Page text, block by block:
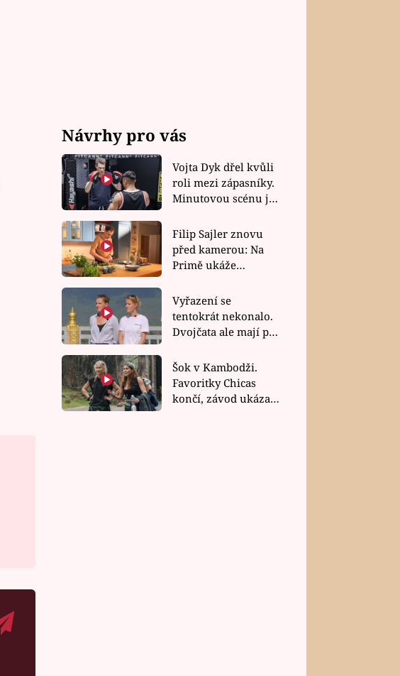
Návrhy pro vás
Vojta Dyk dřel kvůli
roli mezi zápasníky.
Minutovou scénu jel
Filip Sajler znovu
před kamerou: Na
Primě ukáže
rychlé recepty
Vyřazení se
tentokrát nekonalo.
Dvojčata ale mají po
závodu nůž na krku
Šok v Kambodži.
Favoritky Chicas
končí, závod ukázal